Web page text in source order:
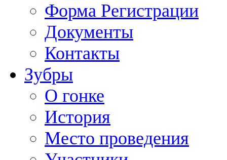
Форма Регистрации
Документы
Контакты
Зубры
О гонке
История
Место проведения